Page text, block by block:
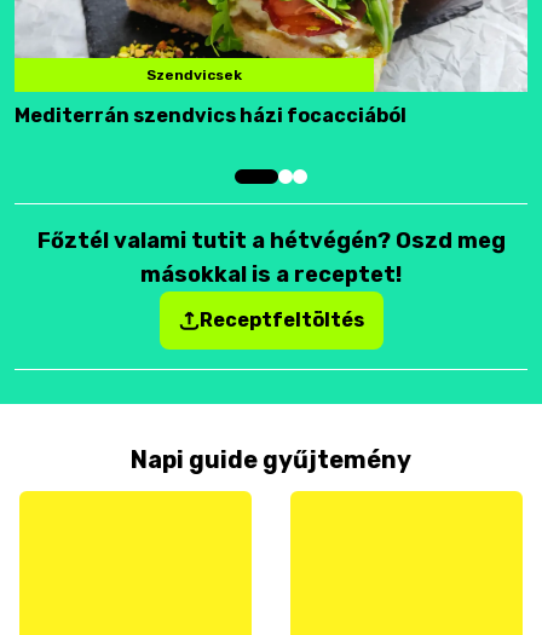
Szendvicsek
Mediterrán szendvics házi focacciából
Főztél valami tutit a hétvégén? Oszd meg
másokkal is a receptet!
Receptfeltöltés
Napi guide gyűjtemény